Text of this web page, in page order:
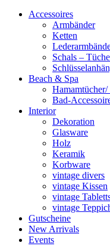
Accessoires
Armbänder
Ketten
Schals –
Beach & Spa
Hamamtücher/
Bad-
Interior
Dekoration
Glasware
Holz
Keramik
Korbware
vintage divers
vintage Kissen
vintage
vintage
Gutscheine
New Arrivals
Events